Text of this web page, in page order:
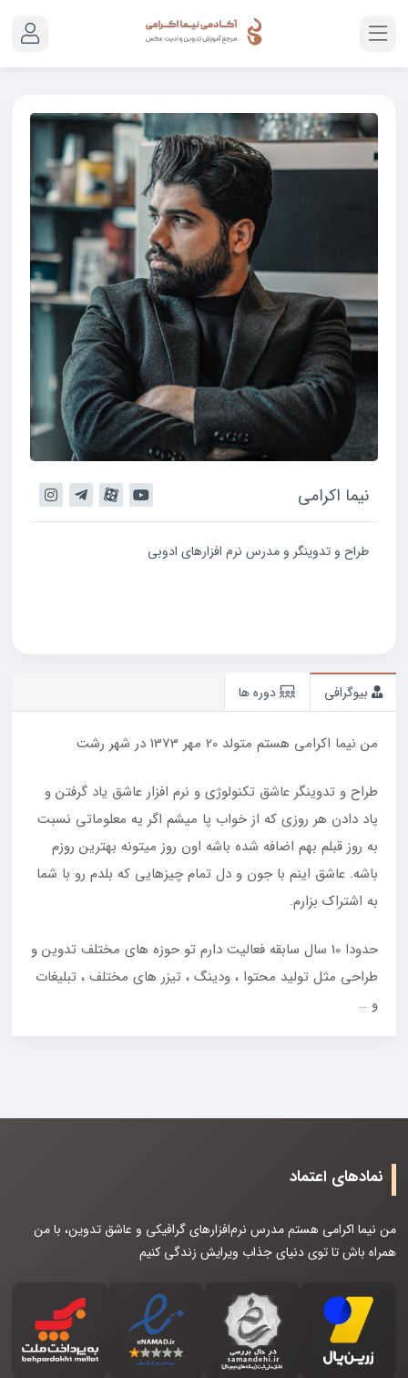
نیما اکرامی
طراح و تدوینگر و مدرس نرم افزارهای ادوبی
بیوگرافی دوره ها
من نیما اکرامی هستم متولد 20 مهر 1373 در شهر رشت
طراح و تدوینگر عاشق تکنولوژی و نرم افزار عاشق یاد گرفتن و
یاد دادن هر روزی که از خواب پا میشم‌ اگر یه معلوماتی نسبت
به روز قبلم بهم اضافه شده باشه اون روز میتونه بهترین روزم
باشه. عاشق اینم با جون و دل تمام چیزهایی که بلدم رو با شما
به اشتراک بزارم.
حدودا 10 سال سابقه فعالیت دارم تو حوزه های مختلف تدوین و
طراحی مثل تولید محتوا ، ودینگ ، تیزر های مختلف ، تبلیغات
و …
نمادهای اعتماد
من نیما اکرامی هستم مدرس نرم‌افزارهای گرافیکی و عاشق تدوین، با من
همراه باش تا توی دنیای جذاب ویرایش زندگی کنیم